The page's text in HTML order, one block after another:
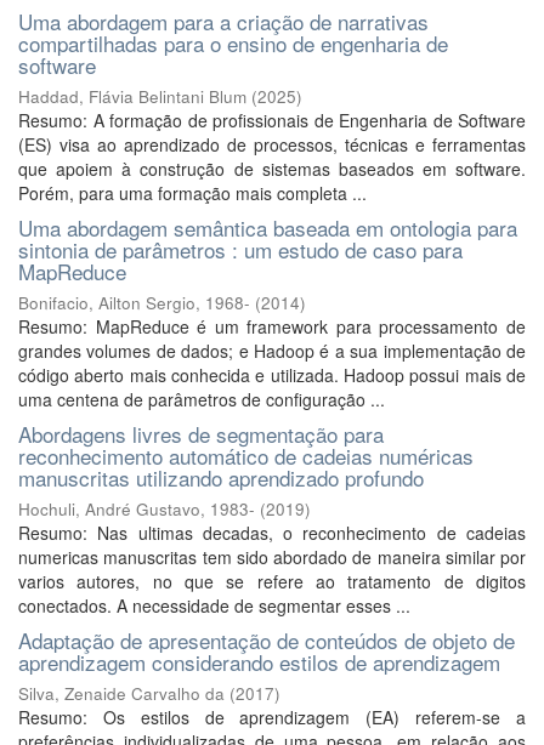
Uma abordagem para a criação de narrativas
compartilhadas para o ensino de engenharia de
software
Haddad, Flávia Belintani Blum (2025)
Resumo: A formação de profissionais de Engenharia de Software
(ES) visa ao aprendizado de processos, técnicas e ferramentas
que apoiem à construção de sistemas baseados em software.
Porém, para uma formação mais completa ...
Uma abordagem semântica baseada em ontologia para
sintonia de parâmetros : um estudo de caso para
MapReduce
Bonifacio, Ailton Sergio, 1968- (2014)
Resumo: MapReduce é um framework para processamento de
grandes volumes de dados; e Hadoop é a sua implementação de
código aberto mais conhecida e utilizada. Hadoop possui mais de
uma centena de parâmetros de configuração ...
Abordagens livres de segmentação para
reconhecimento automático de cadeias numéricas
manuscritas utilizando aprendizado profundo
Hochuli, André Gustavo, 1983- (2019)
Resumo: Nas ultimas decadas, o reconhecimento de cadeias
numericas manuscritas tem sido abordado de maneira similar por
varios autores, no que se refere ao tratamento de digitos
conectados. A necessidade de segmentar esses ...
Adaptação de apresentação de conteúdos de objeto de
aprendizagem considerando estilos de aprendizagem
Silva, Zenaide Carvalho da (2017)
Resumo: Os estilos de aprendizagem (EA) referem-se a